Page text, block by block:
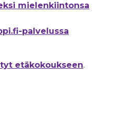
mielenkiintonsa
palvelussa
etäkokoukseen.